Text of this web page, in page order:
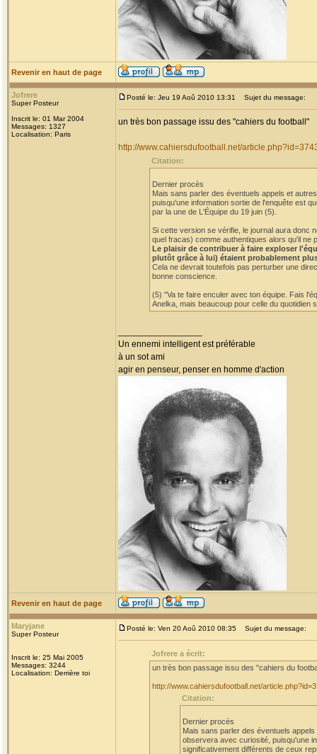
Revenir en haut de page
Jofrere
Super Posteur
Inscrit le: 01 Mar 2004
Messages: 1327
Localisation: Paris
Posté le: Jeu 19 Aoû 2010 13:31 Sujet du message:
un très bon passage issu des "cahiers du football"
http://www.cahiersdufootball.net/
Citation:
Dernier procès
Mais sans parler des éventuels appels et
puisqu'une information sortie de l'enquête est
par la une de L'Équipe du 19 juin (5).
Si cette version se vérifie, le journal aura donc
quel fracas) comme authentiques alors qu'il ne
Le plaisir de contribuer à faire exploser
plutôt grâce à lui) étaient probablement
Cela ne devrait toutefois pas perturber une
bonne conscience.
(5) "Va te faire enculer avec ton équipe. Fais
Anelka, mais beaucoup pour celle du quotidien
Un ennemi intelligent est préférable
à un sot ami
agir en penseur, penser en homme d'action
Revenir en haut de page
Maryjane
Super Posteur
Inscrit le: 25 Mai 2005
Messages: 3244
Localisation: Derrière toi
Posté le: Ven 20 Aoû 2010 08:35 Sujet du message:
Jofrere a écrit:
un très bon passage issu des "cahiers du
http://www.cahiersdufootball.net/
Citation:
Dernier procès
Mais sans parler des éventuels
observera avec curiosité, puisqu'une
significativement différents de ceux